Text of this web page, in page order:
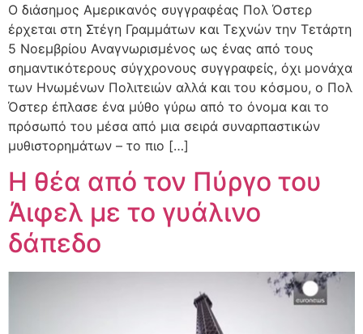
Ο διάσημος Αμερικανός συγγραφέας Πολ Όστερ
έρχεται στη Στέγη Γραμμάτων και Τεχνών την Τετάρτη
5 Νοεμβρίου Αναγνωρισμένος ως ένας από τους
σημαντικότερους σύγχρονους συγγραφείς, όχι μονάχα
των Ηνωμένων Πολιτειών αλλά και του κόσμου, ο Πολ
Όστερ έπλασε ένα μύθο γύρω από το όνομα και το
πρόσωπό του μέσα από μια σειρά συναρπαστικών
μυθιστορημάτων – το πιο […]
Η θέα από τον Πύργο του
Άιφελ με το γυάλινο
δάπεδο